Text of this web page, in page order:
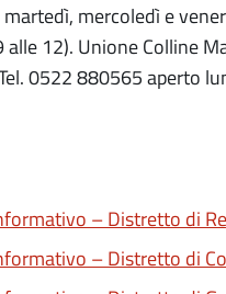
mercoledì e
alle 12). Unione Colline
0522 880565 aperto
– Distretto di
– Distretto di